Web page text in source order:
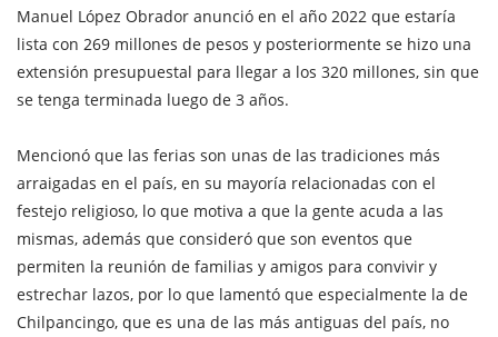
Manuel López Obrador anunció en el año 2022 que estaría
lista con 269 millones de pesos y posteriormente se hizo una
extensión presupuestal para llegar a los 320 millones, sin que
se tenga terminada luego de 3 años.
Mencionó que las ferias son unas de las tradiciones más
arraigadas en el país, en su mayoría relacionadas con el
festejo religioso, lo que motiva a que la gente acuda a las
mismas, además que consideró que son eventos que
permiten la reunión de familias y amigos para convivir y
estrechar lazos, por lo que lamentó que especialmente la de
Chilpancingo, que es una de las más antiguas del país, no